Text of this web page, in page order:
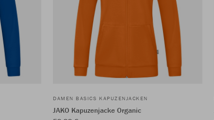
DAMEN BASICS KAPUZENJACKEN
JAKO Kapuzenjacke Organic